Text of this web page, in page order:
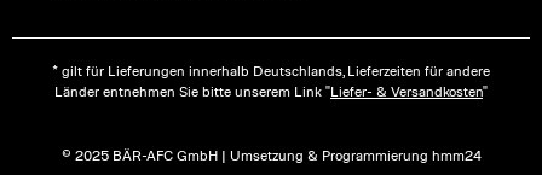
* gilt für Lieferungen innerhalb Deutschlands, Lieferzeiten für andere
Länder entnehmen Sie bitte unserem Link "Liefer- & Versandkosten"
© 2025 BÄR-AFC GmbH | Umsetzung & Programmierung hmm24